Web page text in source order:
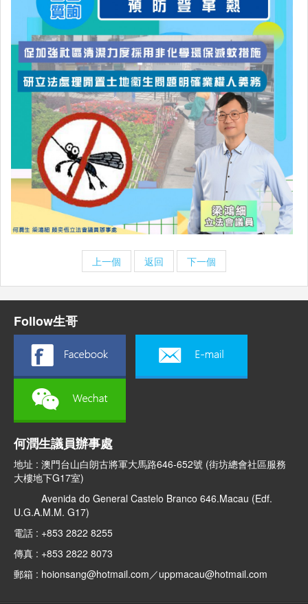
上一個 返回 下一個
Follow生哥
何潤生議員辦事處
地址 : 澳門台山白朗古將軍大馬路646-652號 (街坊總會社區服務
大樓地下G17室)
Avenida do General Castelo Branco 646.Macau (Edf.
U.G.A.M.M. G17)
電話 : +853 2822 8255
傳真 : +853 2822 8073
郵箱 : hoionsang@hotmail.com／uppmacau@hotmail.com